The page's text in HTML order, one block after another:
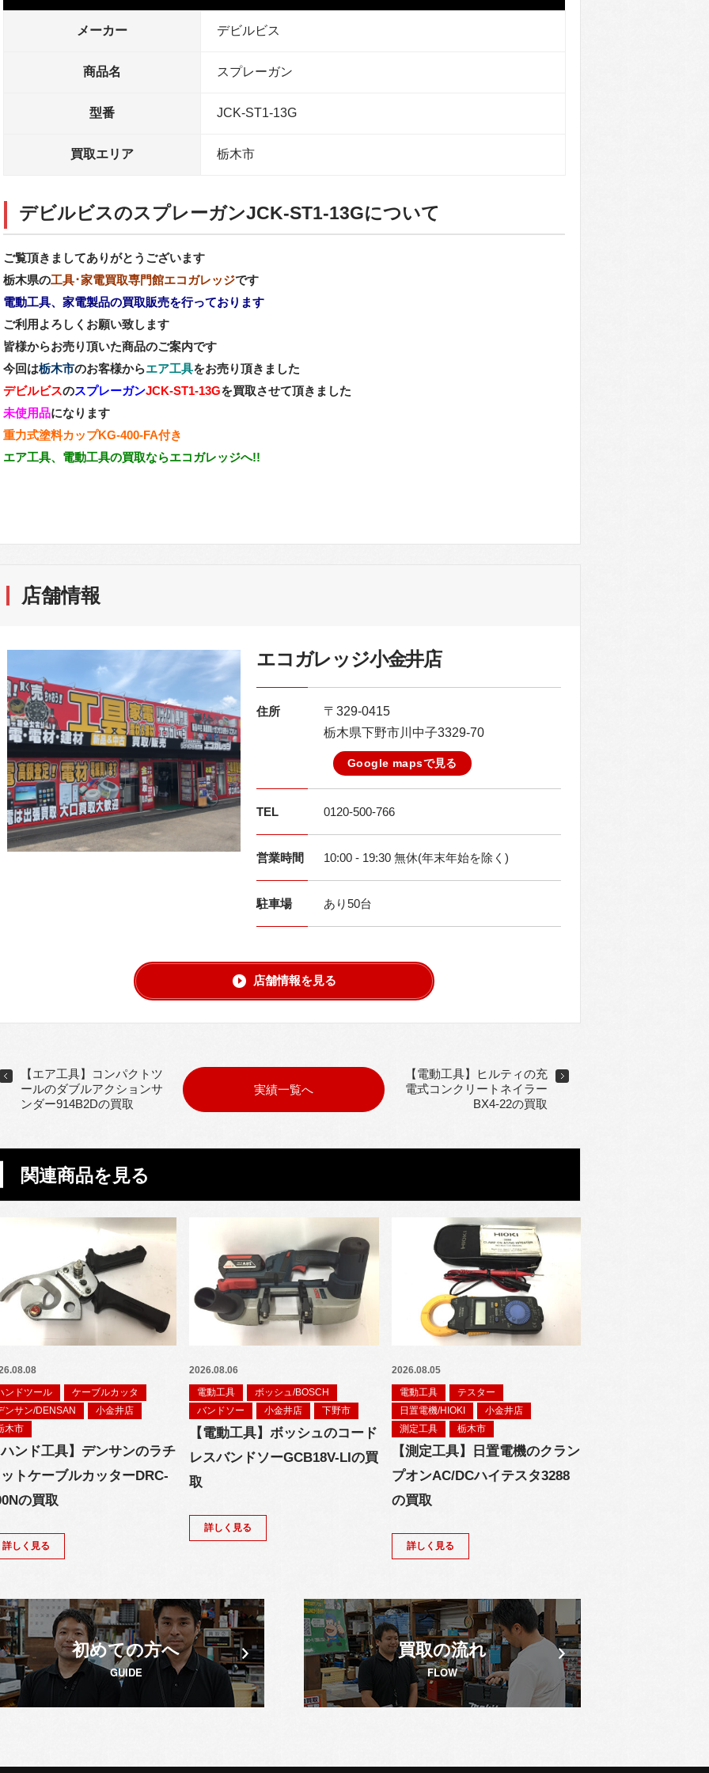
メーカー デビルビス
商品名 スプレーガン
型番 JCK-ST1-13G
買取エリア 栃木市
デビルビスのスプレーガンJCK-ST1-13Gについて
ご覧頂きましてありがとうございます
栃木県の工具･家電買取専門館エコガレッジです
電動工具、家電製品の買取販売を行っております
ご利用よろしくお願い致します
皆様からお売り頂いた商品のご案内です
今回は栃木市のお客様からエア工具をお売り頂きました
デビルビスのスプレーガンJCK-ST1-13Gを買取させて頂きました
未使用品になります
重力式塗料カップKG-400-FA付き
エア工具、電動工具の買取ならエコガレッジへ!!
店舗情報
エコガレッジ小金井店
住所
〒329-0415
栃木県下野市川中子3329-70
Google mapsで見る
TEL 0120-500-766
営業時間 10:00 - 19:30 無休(年末年始を除く)
駐車場 あり50台
店舗情報を見る
【エア工具】コンパクトツ
ールのダブルアクションサ
ンダー914B2Dの買取
実績一覧へ
【電動工具】ヒルティの充
電式コンクリートネイラー
BX4-22の買取
関連商品を見る
ンドツール
ケーブルカッタ
ンサン/DENSAN
小金井店
木市
ンド工具】デンサンのラチ
トケーブルカッターDRC-
の買取
詳しく見る
2026.08.06
電動工具
ボッシュ/BOSCH
バンドソー
小金井店 下野市
【電動工具】ボッシュのコード
レスバンドソーGCB18V-LIの買
取
詳しく見る
2026.08.05
電動工具
テスター
日置電機/HIOKI
小金井店
測定工具
栃木市
【測定工具】日置電機のクラン
プオンAC/DCハイテスタ3288
の買取
詳しく見る
初めての方へ
GUIDE
買取の流れ
FLOW